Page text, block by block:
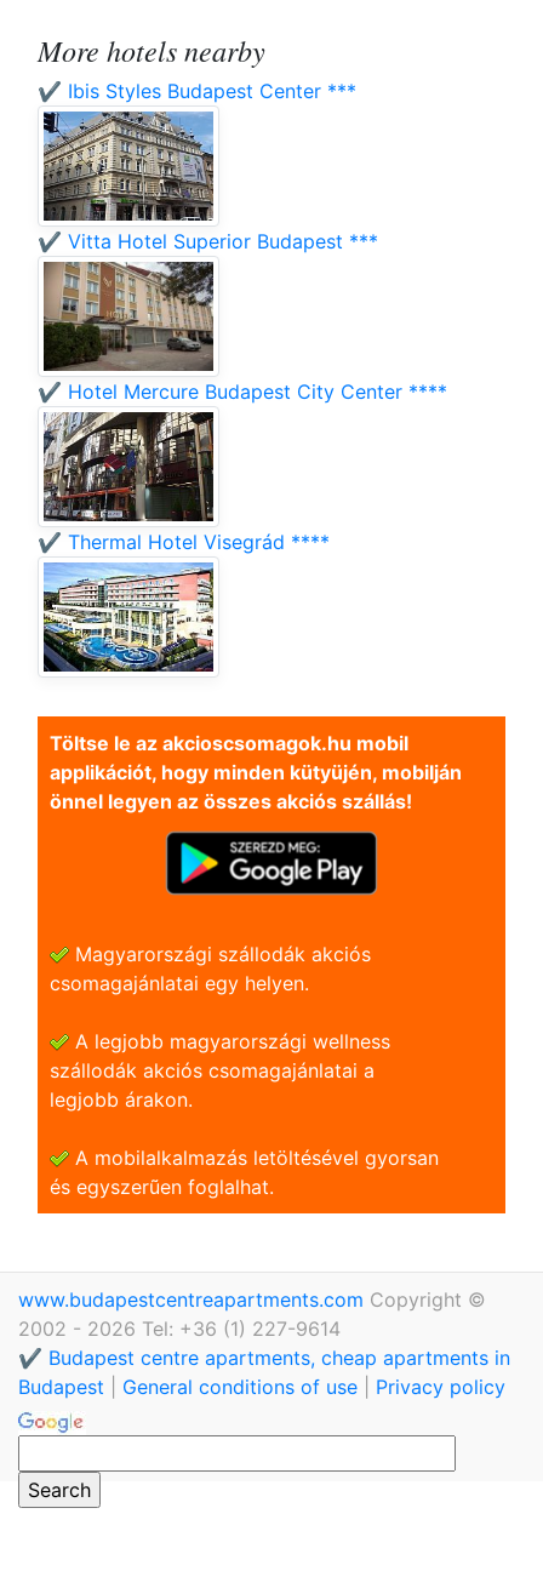
More hotels nearby
✔️ Ibis Styles Budapest Center ***
✔️ Vitta Hotel Superior Budapest ***
✔️ Hotel Mercure Budapest City Center ****
✔️ Thermal Hotel Visegrád ****
Töltse le az akcioscsomagok.hu mobil
applikációt, hogy minden kütyüjén, mobilján
önnel legyen az összes akciós szállás!
Magyarországi szállodák akciós
csomagajánlatai egy helyen.
A legjobb magyarországi wellness
szállodák akciós csomagajánlatai a
legjobb árakon.
A mobilalkalmazás letöltésével gyorsan
és egyszerũen foglalhat.
www.budapestcentreapartments.com Copyright ©
2002 - 2026 Tel: +36 (1) 227-9614
✔️ Budapest centre apartments, cheap apartments in
Budapest
General conditions of use Privacy policy